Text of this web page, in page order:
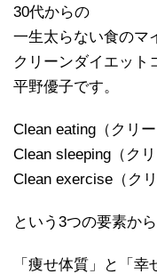
30代からの
一生太らない食のマ
クリーンダイエット
平野優子です。
Clean eating （クリ
Clean sleeping （ク
Clean exercise （ク
という 3つの要素から
「痩せ体質」と「